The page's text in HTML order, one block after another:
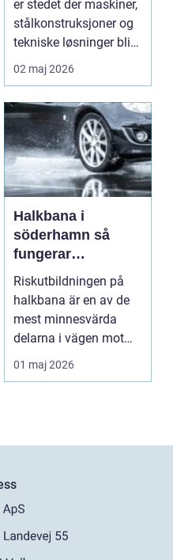
er stedet der maskiner,
stålkonstruksjoner og
tekniske løsninger blir
holdt i g...
02 maj 2026
Halkbana i
söderhamn så
fungerar
riskutbildningen
och därför spelar
den roll
Riskutbildningen på
halkbana är en av de
mest minnesvärda
delarna i vägen mot
körkort. Många
kommer ...
01 maj 2026